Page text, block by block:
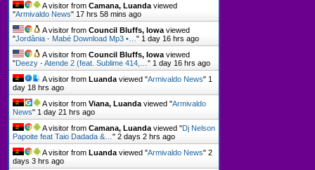
A visitor fromCamana, Luanda viewed
"Armivaldo News" 17 hrs 58 mins ago
A visitor fromCouncil Bluffs, Iowa viewed
"Jordânia - Mabé Download Mp3 •…" 1 day 16 hrs ago
A visitor fromCouncil Bluffs, Iowa viewed
"Deezy - Atende 2 (feat. Sublime 414,…" 1 day 16 hrs ago
A visitor fromLuanda viewed "Armivaldo News" 1
day 18 hrs ago
A visitor fromViana, Luanda viewed "Armivaldo
News" 1 day 21 hrs ago
A visitor fromCamana, Luanda viewed "Dj Nelson
Papoite feat Taio Dadada &…"2 days 2 hrs ago
A visitor fromLuanda viewed "Armivaldo News"2
days 3 hrs ago